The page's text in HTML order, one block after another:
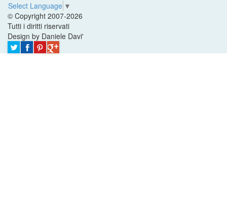
Select Language ▼
© Copyright 2007-2026
Tutti i diritti riservati
Design by Daniele Davi'